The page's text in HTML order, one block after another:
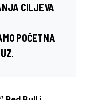
CILJEVA
POČETNA